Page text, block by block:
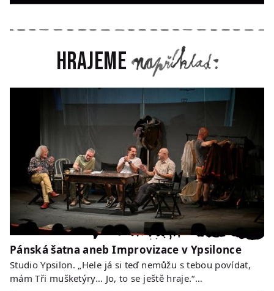
Hrajeme
Pánská šatna aneb Improvizace v Ypsilonce
Studio Ypsilon. „Hele já si teď nemůžu s tebou povídat,
mám Tři mušketýry… Jo, to se ještě hraje.“…